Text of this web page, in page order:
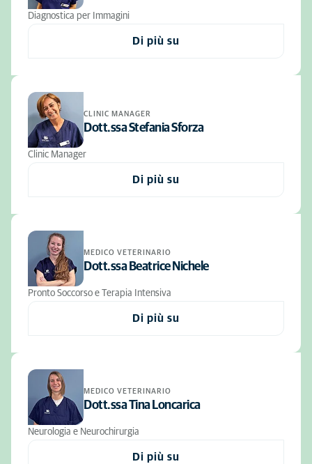
Diagnostica per Immagini
Di più su
CLINIC MANAGER
Dott.ssa Stefania Sforza
Clinic Manager
Di più su
MEDICO VETERINARIO
Dott.ssa Beatrice Nichele
Pronto Soccorso e Terapia Intensiva
Di più su
MEDICO VETERINARIO
Dott.ssa Tina Loncarica
Neurologia e Neurochirurgia
Di più su